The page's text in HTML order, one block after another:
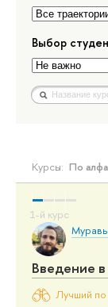
Выбор
Курсы: По
Введение
Лучший по